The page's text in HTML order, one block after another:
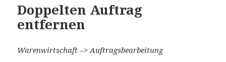
Doppelten Auftrag
entfernen
Warenwirtschaft –> Auftragsbearbeitung